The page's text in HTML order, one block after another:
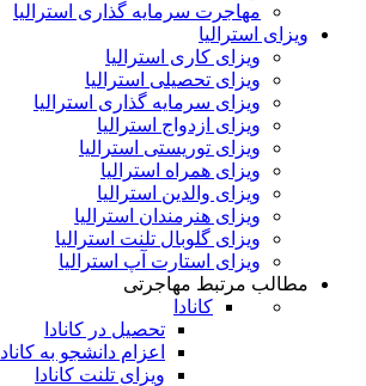
مهاجرت سرمایه گذاری استرالیا
ویزای استرالیا
ویزای کاری استرالیا
ویزای تحصیلی استرالیا
ویزای سرمایه گذاری استرالیا
ویزای ازدواج استرالیا
ویزای توریستی استرالیا
ویزای همراه استرالیا
ویزای والدین استرالیا
ویزای هنرمندان استرالیا
ویزای گلوبال تلنت استرالیا
ویزای استارت آپ استرالیا
مطالب مرتبط مهاجرتی
کانادا
تحصیل در کانادا
اعزام دانشجو به کانادا
ویزای تلنت کانادا